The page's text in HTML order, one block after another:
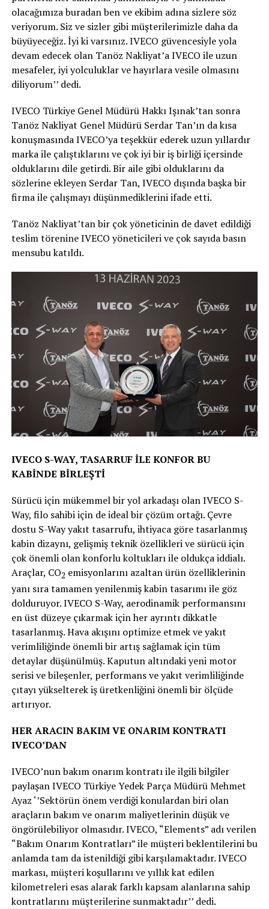
olacağımıza buradan ben ve ekibim adına sizlere söz
veriyorum. Siz ve sizler gibi müşterilerimizle daha da
büyüyeceğiz. İyi ki varsınız. IVECO güvencesiyle yola
devam edecek olan Tanöz Nakliyat’a IVECO ile uzun
mesafeler, iyi yolculuklar ve hayırlara vesile olmasını
diliyorum’’ dedi.
IVECO Türkiye Genel Müdürü Hakkı Işınak’tan sonra
Tanöz Nakliyat Genel Müdürü Serdar Tan’ın da kısa
konuşmasında IVECO’ya teşekkür ederek uzun yıllardır
marka ile çalıştıklarını ve çok iyi bir iş birliği içersinde
olduklarını dile getirdi. Bir aile gibi olduklarını da
sözlerine ekleyen Serdar Tan, IVECO dışında başka bir
firma ile çalışmayı düşünmediklerini ifade etti.
Tanöz Nakliyat’tan bir çok yöneticinin de davet edildiği
teslim törenine IVECO yöneticileri ve çok sayıda basın
mensubu katıldı.
IVECO S-WAY, TASARRUF İLE KONFOR BU
KABİNDE BİRLEŞTİ
Sürücü için mükemmel bir yol arkadaşı olan IVECO S-
Way, filo sahibi için de ideal bir çözüm ortağı. Çevre
dostu S-Way yakıt tasarrufu, ihtiyaca göre tasarlanmış
kabin dizaynı, gelişmiş teknik özellikleri ve sürücü için
çok önemli olan konforlu koltukları ile oldukça iddialı.
Araçlar, CO2 emisyonlarını azaltan ürün özelliklerinin
yanı sıra tamamen yenilenmiş kabin tasarımı ile göz
dolduruyor. IVECO S-Way, aerodinamik performansını
en üst düzeye çıkarmak için her ayrıntı dikkatle
tasarlanmış. Hava akışını optimize etmek ve yakıt
verimliliğinde önemli bir artış sağlamak için tüm
detaylar düşünülmüş. Kaputun altındaki yeni motor
serisi ve bileşenler, performans ve yakıt verimliliğinde
çıtayı yükselterek iş üretkenliğini önemli bir ölçüde
artırıyor.
HER ARACIN BAKIM VE ONARIM KONTRATI
IVECO’DAN
IVECO’nun bakım onarım kontratı ile ilgili bilgiler
paylaşan IVECO Türkiye Yedek Parça Müdürü Mehmet
Ayaz ‘’Sektörün önem verdiği konulardan biri olan
araçların bakım ve onarım maliyetlerinin düşük ve
öngörülebiliyor olmasıdır. IVECO, “Elements” adı verilen
“Bakım Onarım Kontratları” ile müşteri beklentilerini bu
anlamda tam da istenildiği gibi karşılamaktadır. IVECO
markası, müşteri koşullarını ve yıllık kat edilen
kilometreleri esas alarak farklı kapsam alanlarına sahip
kontratlarını müşterilerine sunmaktadır’’ dedi.